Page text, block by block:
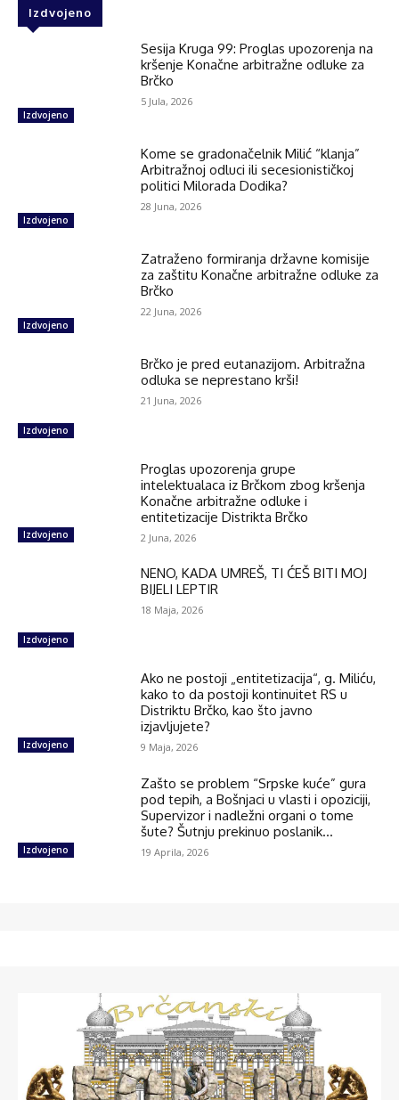
Izdvojeno
Izdvojeno
Sesija Kruga 99: Proglas upozorenja na
kršenje Konačne arbitražne odluke za
Brčko
5 Jula, 2026
Izdvojeno
Kome se gradonačelnik Milić “klanja”
Arbitražnoj odluci ili secesionističkoj
politici Milorada Dodika?
28 Juna, 2026
Izdvojeno
Zatraženo formiranja državne komisije
za zaštitu Konačne arbitražne odluke za
Brčko
22 Juna, 2026
Izdvojeno
Brčko je pred eutanazijom. Arbitražna
odluka se neprestano krši!
21 Juna, 2026
Izdvojeno
Proglas upozorenja grupe
intelektualaca iz Brčkom zbog kršenja
Konačne arbitražne odluke i
entitetizacije Distrikta Brčko
2 Juna, 2026
Izdvojeno
NENO, KADA UMREŠ, TI ĆEŠ BITI MOJ
BIJELI LEPTIR
18 Maja, 2026
Izdvojeno
Ako ne postoji „entitetizacija“, g. Miliću,
kako to da postoji kontinuitet RS u
Distriktu Brčko, kao što javno
izjavljujete?
9 Maja, 2026
Izdvojeno
Zašto se problem “Srpske kuće” gura
pod tepih, a Bošnjaci u vlasti i opoziciji,
Supervizor i nadležni organi o tome
šute? Šutnju prekinuo poslanik...
19 Aprila, 2026